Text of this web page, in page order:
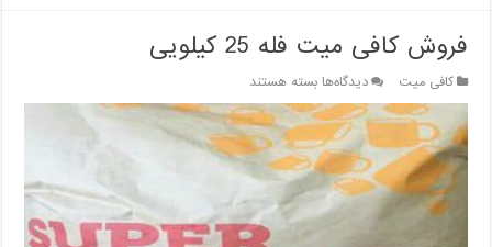
فروش کافی میت فله 25 کیلویی
کافی میت دیدگاه‌هابرای
فروش
کافی
میت
فله
25
کیلویی
بسته هستند